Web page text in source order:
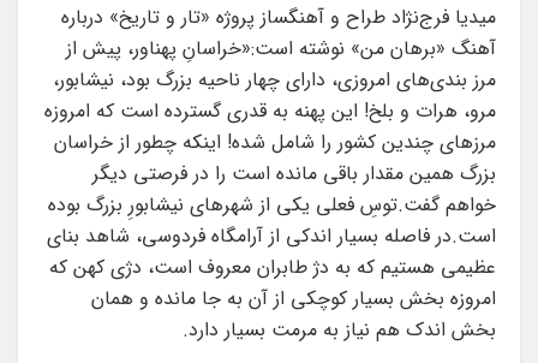
میدیا فرج‌نژاد طراح و آهنگساز پروژه «تار و تاریخ» درباره
آهنگ «برهان من» نوشته است:«خراسانِ پهناور، پیش از
مرز بندی‌های امروزی، دارای چهار ناحیه بزرگ بود، نیشابور،
مرو، هرات و بلخ! این پهنه به قدری گسترده است که امروزه
مرزهای چندین کشور را شامل شده! اینکه چطور از خراسان
بزرگ همین مقدار باقی مانده است را در فرصتی دیگر
خواهم گفت.توسِ فعلی یکی از شهرهای نیشابورِ بزرگ بوده
است.در فاصله بسیار اندکی از آرامگاه فردوسی، شاهد بنای
عظیمی هستیم که به دژ طابران معروف است، دژی کهن که
امروزه بخش بسیار کوچکی از آن به جا مانده و همان
بخش اندک هم نیاز به مرمت بسیار دارد.